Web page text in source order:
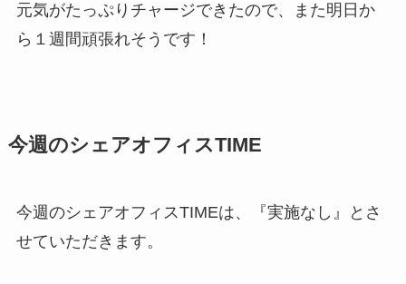
元気がたっぷりチャージできたので、また明日か
ら１週間頑張れそうです！
今週のシェアオフィスTIME
今週のシェアオフィスTIMEは、『実施なし』とさ
せていただきます。